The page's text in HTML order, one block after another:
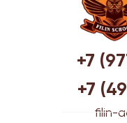
+7
+7
filin-